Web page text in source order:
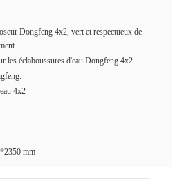
Dongfeng 4x2, vert et respectueux de
les éclaboussures d'eau Dongfeng 4x2
4x2
mm